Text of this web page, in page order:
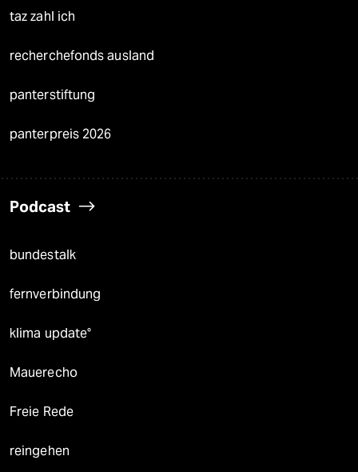
taz zahl ich
recherchefonds ausland
panterstiftung
panterpreis 2026
Podcast
bundestalk
fernverbindung
klima update°
Mauerecho
Freie Rede
reingehen